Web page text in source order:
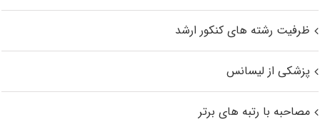
ظرفیت رشته های کنکور ارشد
پزشکی از لیسانس
مصاحبه با رتبه های برتر